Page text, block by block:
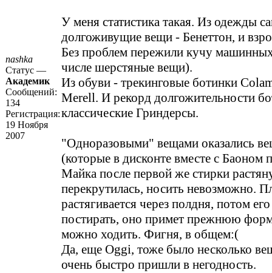
nashka
Статус —
Академик
Сообщений:
134
Регистрация:
19 Ноября
2007
У меня статистика такая. Из одежды
долгоживущие вещи - Бенеттон, и
Без проблем пережили кучу
числе шерстяные вещи).
Из обуви - трекинговые ботинки
Merell. И рекорд долгожительности
классические Гриндерсы.
"Одноразовыми" вещами оказались
(которые в дисконте вместе с Баоном
Майка после первой же стирки
перекрутилась, носить невозможно.
растягивается через полдня, потом
постирать, оно примет прежнюю
можно ходить. Фигня, в общем:(
Да, еще Oggi, тоже было несколько
очень быстро пришли в негодность.